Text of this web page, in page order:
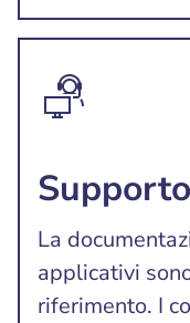
Supporto
La
applicativi
riferimento. I